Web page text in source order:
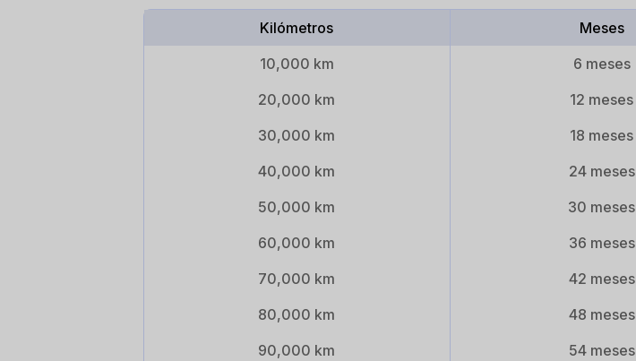
Kilómetros Meses
10,000 km
6 meses
20,000 km
12 meses
30,000 km
18 meses
40,000 km
24 meses
50,000 km
30 meses
60,000 km
36 meses
70,000 km
42 meses
80,000 km
48 meses
90,000 km
54 meses